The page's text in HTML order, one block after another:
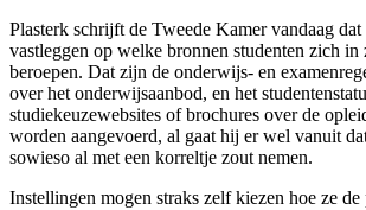
Plasterk schrijft de Tweede Kamer vandaag
vastleggen op welke bronnen studenten zich in
beroepen. Dat zijn de onderwijs- en
over het onderwijsaanbod, en het
studiekeuzewebsites of brochures over de
worden aangevoerd, al gaat hij er wel vanuit
sowieso al met een korreltje zout nemen.
Instellingen mogen straks zelf kiezen hoe ze